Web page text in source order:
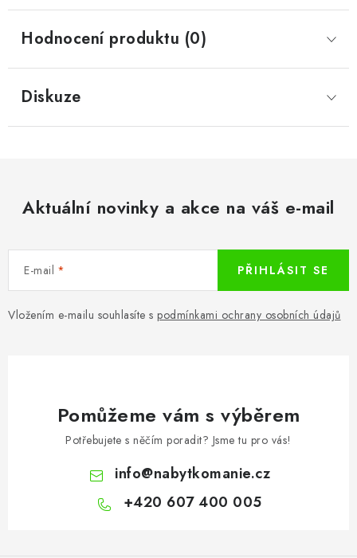
Hodnocení produktu (0)
Diskuze
Aktuální novinky a akce na váš e-mail
E-mail
Vložením e-mailu souhlasíte s podmínkami ochrany osobních údajů
PŘIHLÁSIT SE
Pomůžeme vám s výběrem
Potřebujete s něčím poradit? Jsme tu pro vás!
info@nabytkomanie.cz
+420 607 400 005